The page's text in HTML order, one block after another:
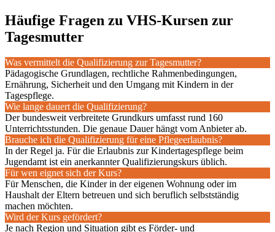
Häufige Fragen zu VHS-Kursen zur
Tagesmutter
Was vermittelt die Qualifizierung zur Tagesmutter?
Pädagogische Grundlagen, rechtliche Rahmenbedingungen,
Ernährung, Sicherheit und den Umgang mit Kindern in der
Tagespflege.
Wie lange dauert die Qualifizierung?
Der bundesweit verbreitete Grundkurs umfasst rund 160
Unterrichtsstunden. Die genaue Dauer hängt vom Anbieter ab.
Brauche ich die Qualifizierung für eine Pflegeerlaubnis?
In der Regel ja. Für die Erlaubnis zur Kindertagespflege beim
Jugendamt ist ein anerkannter Qualifizierungskurs üblich.
Für wen eignet sich der Kurs?
Für Menschen, die Kinder in der eigenen Wohnung oder im
Haushalt der Eltern betreuen und sich beruflich selbstständig
machen möchten.
Wird der Kurs gefördert?
Je nach Region und Situation gibt es Förder- und